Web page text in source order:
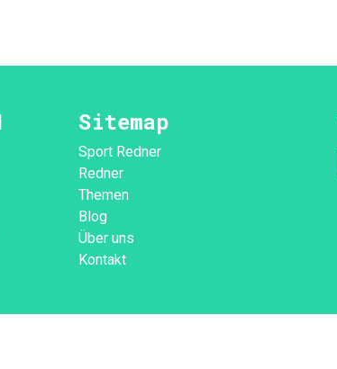
Sitemap
Sport Redner
Redner
Themen
Blog
Über uns
Kontakt